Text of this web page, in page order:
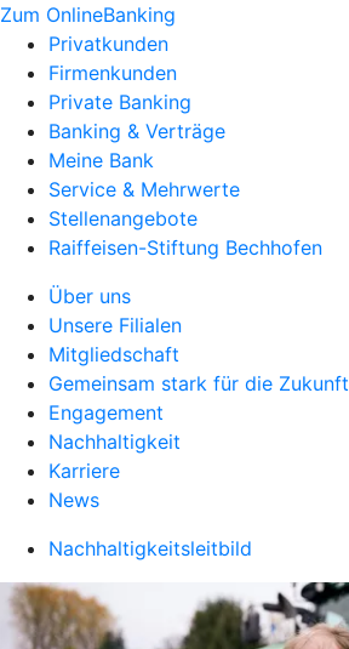
Zum OnlineBanking
Privatkunden
Firmenkunden
Private Banking
Banking & Verträge
Meine Bank
Service & Mehrwerte
Stellenangebote
Raiffeisen-Stiftung Bechhofen
Über uns
Unsere Filialen
Mitgliedschaft
Gemeinsam stark für die Zukunft
Engagement
Nachhaltigkeit
Karriere
News
Nachhaltigkeitsleitbild